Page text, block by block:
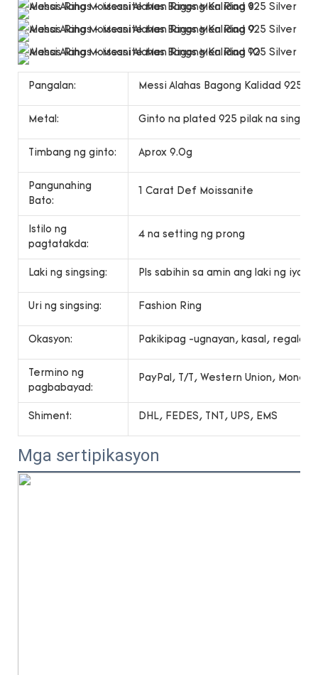
Pangalan: Messi Alahas Bagong Kalidad 925
Metal: Ginto na plated 925 pilak na
Timbang ng ginto: Aprox 9.0g
Pangunahing
Bato:
1 Carat Def Moissanite
Istilo ng
pagtatakda:
4 na setting ng prong
Laki ng singsing: Pls sabihin sa amin ang laki ng iyong
Uri ng singsing: Fashion Ring
Okasyon: Pakikipag -ugnayan, kasal, regalo,
Termino ng
pagbabayad:
PayPal, T/T, Western Union,
Shiment: DHL, FEDES, TNT, UPS, EMS
Mga sertipikasyon